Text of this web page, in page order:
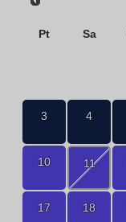
Pt Sa
3 4
10 11
17 18